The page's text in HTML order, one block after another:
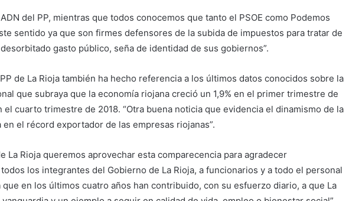
del PP, mientras que todos conocemos que tanto el PSOE como Podemos
sentido ya que son firmes defensores de la subida de impuestos para tratar de
gasto público, seña de identidad de sus gobiernos”.
de La Rioja también ha hecho referencia a los últimos datos conocidos sobre la
que subraya que la economía riojana creció un 1,9% en el primer trimestre de
el cuarto trimestre de 2018. “Otra buena noticia que evidencia el dinamismo de la
el récord exportador de las empresas riojanas”.
La Rioja queremos aprovechar esta comparecencia para agradecer
los integrantes del Gobierno de La Rioja, a funcionarios y a todo el personal
en los últimos cuatro años han contribuido, con su esfuerzo diario, a que La